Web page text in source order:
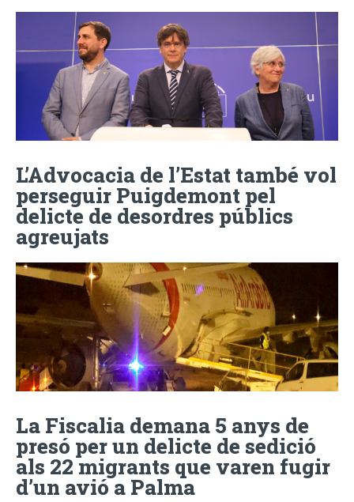
L’Advocacia de l’Estat també vol
perseguir Puigdemont pel
delicte de desordres públics
agreujats
La Fiscalia demana 5 anys de
presó per un delicte de sedició
als 22 migrants que varen fugir
d’un avió a Palma